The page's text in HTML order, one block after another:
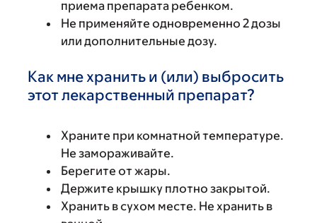
приема препарата ребенком.
Не применяйте одновременно 2 дозы
или дополнительные дозу.
Как мне хранить и (или) выбросить
этот лекарственный препарат?
Храните при комнатной температуре.
Не замораживайте.
Берегите от жары.
Держите крышку плотно закрытой.
Хранить в сухом месте. Не хранить в